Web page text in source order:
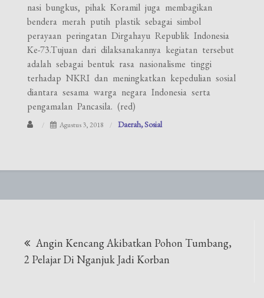
nasi bungkus, pihak Koramil juga membagikan
bendera merah putih plastik sebagai simbol
perayaan peringatan Dirgahayu Republik Indonesia
Ke-73.Tujuan dari dilaksanakannya kegiatan tersebut
adalah sebagai bentuk rasa nasionalisme tinggi
terhadap NKRI dan meningkatkan kepedulian sosial
diantara sesama warga negara Indonesia serta
pengamalan Pancasila. (red)
Agustus 3, 2018 Daerah Sosial
pos
Angin Kencang Akibatkan Pohon Tumbang,
2 Pelajar Di Nganjuk Jadi Korban